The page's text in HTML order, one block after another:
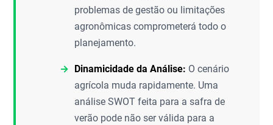
problemas de gestão ou limitações
agronômicas comprometerá todo o
planejamento.
Dinamicidade da Análise: O cenário
agrícola muda rapidamente. Uma
análise SWOT feita para a safra de
verão pode não ser válida para a